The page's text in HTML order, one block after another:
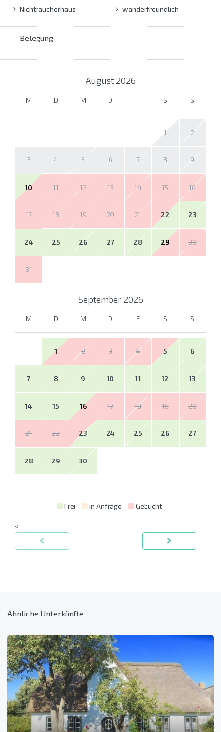
Nichtraucherhaus
wanderfreundlich
Belegung
August 2026
M D M D F S S
1 2
3 4 5 6 7 8 9
10 11 12 13 14 15 16
17 18 19 20 21 22 23
24 25 26 27 28 29 30
31
September 2026
M D M D F S S
1 2 3 4 5 6
7 8 9 10 11 12 13
14 15 16 17 18 19 20
21 22 23 24 25 26 27
28 29 30
Frei in Anfrage Gebucht
<
Ähnliche Unterkünfte